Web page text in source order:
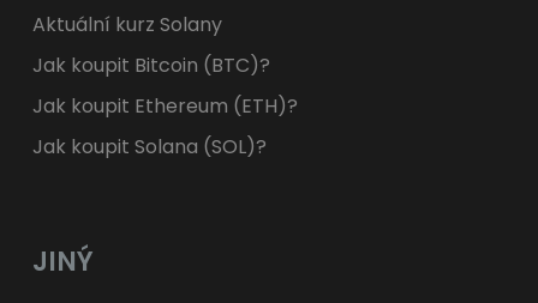
Aktuální kurz Solany
Jak koupit Bitcoin (BTC)?
Jak koupit Ethereum (ETH)?
Jak koupit Solana (SOL)?
JINÝ